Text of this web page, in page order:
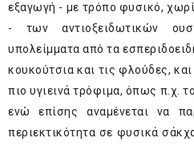
εξαγωγή - με τρόπο φυσικό,
- των αντιοξειδωτικών
υπολείμματα από τα
κουκούτσια και τις φλούδες,
πιο υγιεινά τρόφιμα, όπως π.χ.
ενώ επίσης αναμένεται να
περιεκτικότητα σε φυσικά